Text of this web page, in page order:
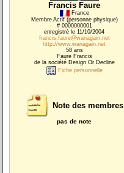
Francis Faure
France
Membre Actif (personne physique)
# 0000000001
enregistré le 11/10/2004
francis.faure@wanagain.net
http://www.wanagain.net
58 ans
Faure Francis
de la société Design Or Decline
Fiche personnelle
Note des membres
pas de note